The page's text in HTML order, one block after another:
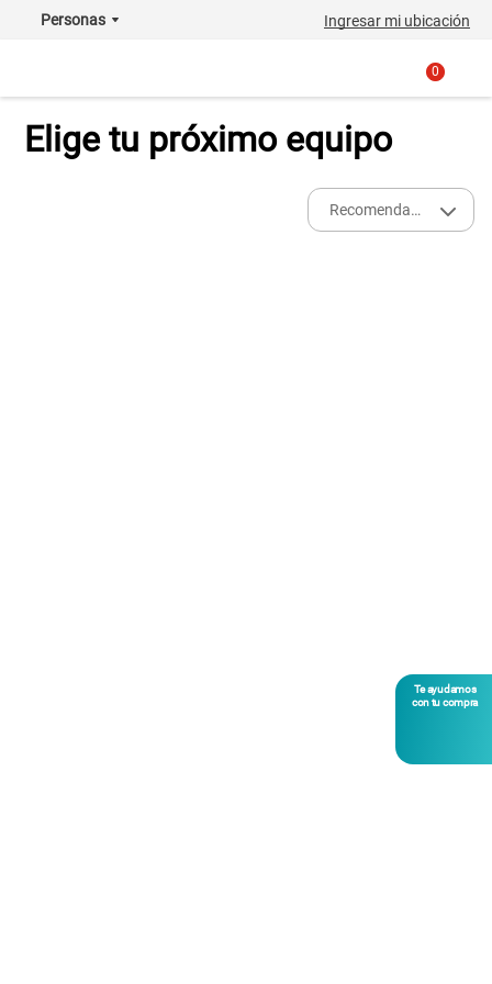
Personas Ingresar mi ubicación
0
Te ayudamos
con tu compra
Elige tu próximo equipo
Recomendados